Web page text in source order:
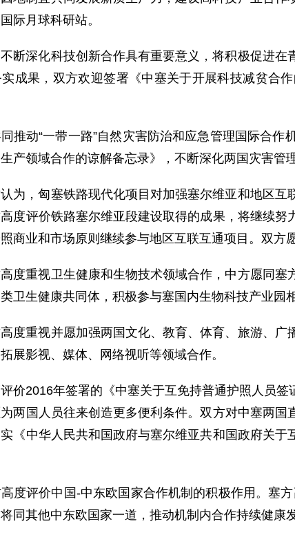
际月球科研站。
断深化科技创新合作具有重要意义，将积极促进
成果，双方欢迎签署《中塞关于开展科技减贫合
推动“一带一路”自然灾害防治和应急管理国际合
产领域合作的谅解备忘录》，不断深化两国灾害管
为，匈塞铁路现代化项目对加强塞尔维亚和地区
度评价铁路塞尔维亚段建设取得的成果，将继续
商业和市场原则继续参与地区互联互通项目。双方
度重视卫生健康和生物技术领域合作，中方愿同
卫生健康共同体，积极参与塞国内生物科技产业园
度重视并愿加强两国文化、教育、体育、旅游、
展影视、媒体、网络视听等领域合作。
价2016年签署的《中塞关于互免持普通护照人员
两国人员往来创造更多便利条件。双方对中塞两
《中华人民共和国政府与塞尔维亚共和国政府关
度评价中国-中东欧国家合作机制的积极作用。塞
同其他中东欧国家一道，推动机制内合作持续健康发